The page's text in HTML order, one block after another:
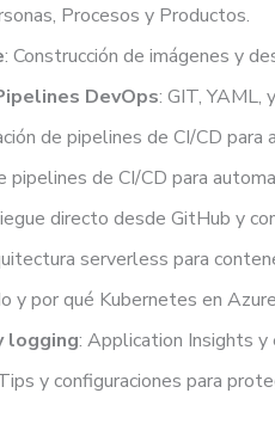
Procesos y Productos.
: Construcción de imágenes y
DevOps: GIT, YAML,
de pipelines de CI/CD
pipelines de CI/CD para
directo desde GitHub y
serverless para
y por qué Kubernetes en
logging: Application Insights
y configuraciones para